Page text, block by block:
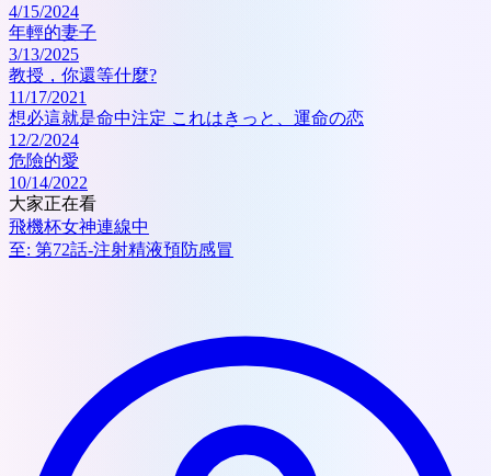
4/15/2024
年輕的妻子
3/13/2025
教授，你還等什麼?
11/17/2021
想必這就是命中注定 これはきっと、運命の恋
12/2/2024
危險的愛
10/14/2022
大家正在看
飛機杯女神連線中
至: 第72話-注射精液預防感冒